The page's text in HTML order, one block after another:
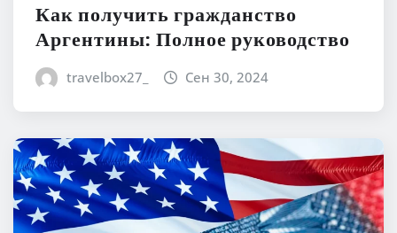
Как получить гражданство
Аргентины: Полное руководство
travelbox27_ Сен 30, 2024